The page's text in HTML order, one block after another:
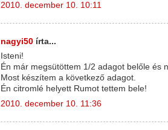
2010. december 10. 10:11
nagyi50 írta...
Isteni!
Én már megsütöttem 1/2 adagot belőle és
Most készítem a következő adagot.
Én citromlé helyett Rumot tettem bele!
2010. december 10. 11:36